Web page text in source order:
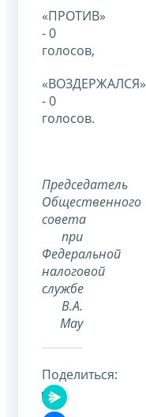
«ПРОТИВ»
- 0
голосов,
«ВОЗДЕРЖАЛСЯ»
- 0
голосов.
Председатель
Общественного
совета
при
Федеральной
налоговой
службе
В.А.
Мау
Поделиться: